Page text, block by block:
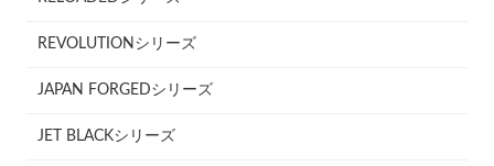
REVOLUTIONシリーズ
JAPAN FORGEDシリーズ
JET BLACKシリーズ